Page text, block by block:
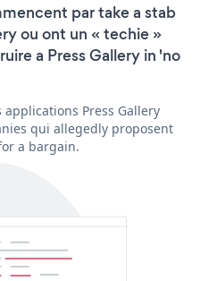
par take a stab
ou ont un « techie »
a Press Gallery in 'no
Press Gallery
qui allegedly proposent
a bargain.